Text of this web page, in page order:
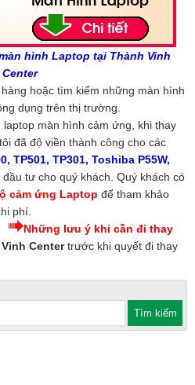
hình Laptop tại Thành Vinh
Center
hoặc tìm kiếm những màn hình
dụng trên thị trường.
màn hình cảm ứng, khi thay
đã độ viền thành công cho các
TP501, TP301, Toshiba P55W,
tư cho quý khách. Quý khách có
cảm ứng Laptop để tham khảo
phí.
Những lưu ý khi cần đi thay
Centertrước khi quyết đi thay